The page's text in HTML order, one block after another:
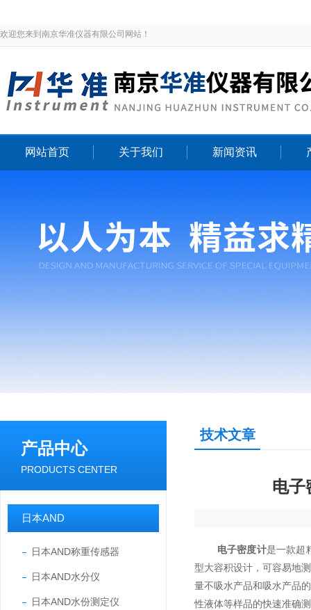
欢迎您来到南京华准仪器有限公司网站！
网站首页 关于我们 新闻资讯
产品中心
PRODUCTS CENTER
日本AND
日本AND称重传感器
日本AND水分仪
日本AND水份测定仪
技术文章
电子
电子密度计是一款超
型大容积设计，可容易地
量不吸水产品和吸水产品
性液体等样品的快速准确